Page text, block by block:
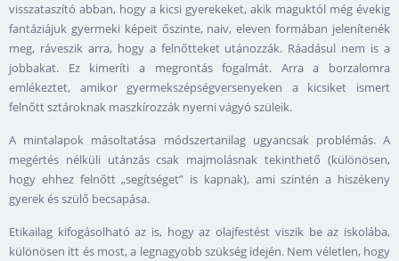
visszataszító abban, hogy a kicsi gyerekeket, akik maguktól még évekig
fantáziájuk gyermeki képeit őszinte, naiv, eleven formában jelenítenék
meg, ráveszik arra, hogy a felnőtteket utánozzák. Ráadásul nem is a
jobbakat. Ez kimeríti a megrontás fogalmát. Arra a borzalomra
emlékeztet, amikor gyermekszépségversenyeken a kicsiket ismert
felnőtt sztároknak maszkírozzák nyerni vágyó szüleik.
A mintalapok másoltatása módszertanilag ugyancsak problémás. A
megértés nélküli utánzás csak majmolásnak tekinthető (különösen,
hogy ehhez felnőtt „segítséget” is kapnak), ami szintén a hiszékeny
gyerek és szülő becsapása.
Etikailag kifogásolható az is, hogy az olajfestést viszik be az iskolába,
különösen itt és most, a legnagyobb szükség idején. Nem véletlen, hogy